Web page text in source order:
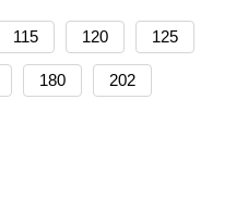
115 120 125
180 202